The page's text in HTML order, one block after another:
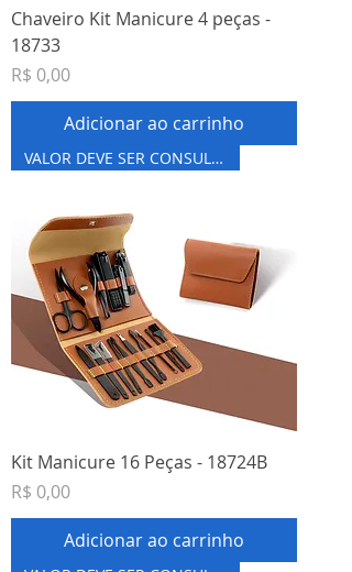
Chaveiro Kit Manicure 4 peças -
18733
Preço
R$ 0,00
Adicionar ao carrinho
VALOR DEVE SER CONSULTADO
Kit Manicure 16 Peças - 18724B
Preço
R$ 0,00
Adicionar ao carrinho